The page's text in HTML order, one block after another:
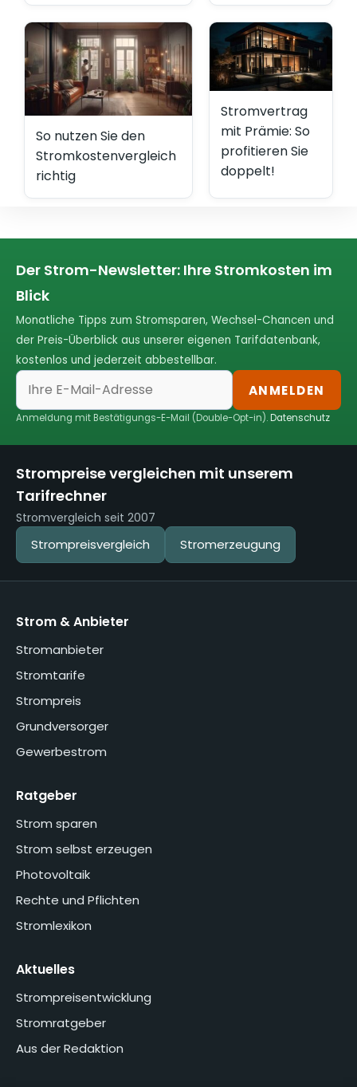
So nutzen Sie den
Stromkostenvergleich
richtig
Stromvertrag
mit Prämie: So
profitieren Sie
doppelt!
Der Strom-Newsletter: Ihre Stromkosten im
Blick
Monatliche Tipps zum Stromsparen, Wechsel-Chancen und
der Preis-Überblick aus unserer eigenen Tarifdatenbank,
kostenlos und jederzeit abbestellbar.
ANMELDEN
Anmeldung mit Bestätigungs-E-Mail (Double-Opt-in).Datenschutz
Strompreise vergleichen mit unserem
Tarifrechner
Stromvergleich seit 2007
Strompreisvergleich Stromerzeugung
Strom & Anbieter
Stromanbieter
Stromtarife
Strompreis
Grundversorger
Gewerbestrom
Ratgeber
Strom sparen
Strom selbst erzeugen
Photovoltaik
Rechte und Pflichten
Stromlexikon
Aktuelles
Strompreisentwicklung
Stromratgeber
Aus der Redaktion